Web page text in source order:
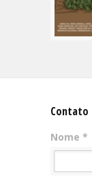
Contato
Nome *